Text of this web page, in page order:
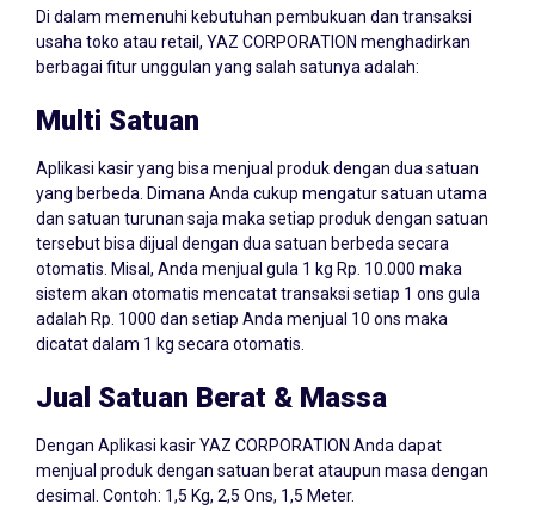
Di dalam memenuhi kebutuhan pembukuan dan transaksi
usaha toko atau retail, YAZ CORPORATION menghadirkan
berbagai fitur unggulan yang salah satunya adalah:
Multi Satuan
Aplikasi kasir yang bisa menjual produk dengan dua satuan
yang berbeda. Dimana Anda cukup mengatur satuan utama
dan satuan turunan saja maka setiap produk dengan satuan
tersebut bisa dijual dengan dua satuan berbeda secara
otomatis. Misal, Anda menjual gula 1 kg Rp. 10.000 maka
sistem akan otomatis mencatat transaksi setiap 1 ons gula
adalah Rp. 1000 dan setiap Anda menjual 10 ons maka
dicatat dalam 1 kg secara otomatis.
Jual Satuan Berat & Massa
Dengan Aplikasi kasir YAZ CORPORATION Anda dapat
menjual produk dengan satuan berat ataupun masa dengan
desimal. Contoh: 1,5 Kg, 2,5 Ons, 1,5 Meter.